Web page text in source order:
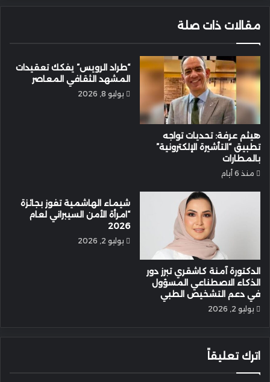
مقالات ذات صلة
هيثم عرفة: تحديات تواجه
تطبيق “التأشيرة الإلكترونية”
بالمطارات
منذ 6 أيام
“طراد الرويس” يفكك تعقيدات
المشهد الثقافي المعاصر
يوليو 8, 2026
الدكتورة آمنة كاشقري تبرز دور
الذكاء الاصطناعي المسؤول
في دعم التشخيص الطبي
يوليو 2, 2026
شيماء الهاشمية تفوز بجائزة
“امرأة الأمن السيبراني لعام
2026
يوليو 2, 2026
اترك تعليقاً